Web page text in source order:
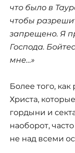
что было в
чтобы
запрещено. Я
Господа.
мне…»
Более того,
Христа,
гордыни и
наоборот,
не над всеми